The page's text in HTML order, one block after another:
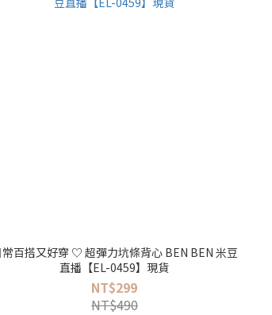
常百搭又好穿 ♡ 超彈力坑條背心 BEN BEN 米豆
直播【EL-0459】現貨
NT$299
NT$490